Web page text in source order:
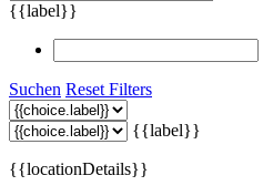
{{label}}
Suchen Reset Filters
{{label}}
{{locationDetails}}